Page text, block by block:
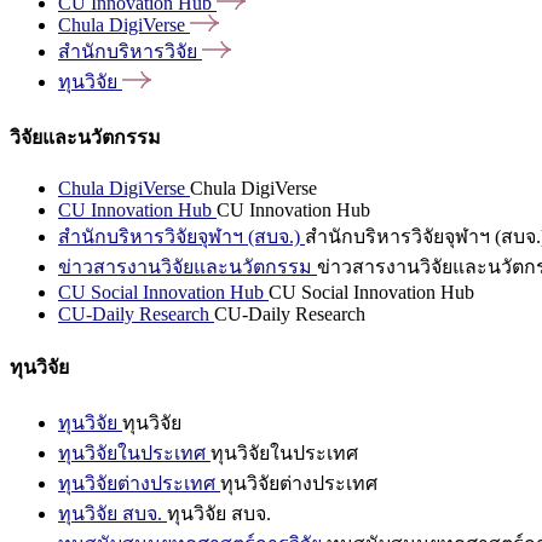
Chula DigiVerse
สำนักบริหารวิจัย
ทุนวิจัย
วิจัยและนวัตกรรม
Chula DigiVerse Chula DigiVerse
CU Innovation Hub CU Innovation Hub
สำนักบริหารวิจัยจุฬาฯ (สบจ.) สำนักบริหารวิจัยจุฬาฯ (สบจ
ข่าวสารงานวิจัยและนวัตกรรม ข่าวสารงานวิจัยและนวัตก
CU Social Innovation Hub CU Social Innovation Hub
CU-Daily Research CU-Daily Research
ทุนวิจัย
ทุนวิจัย ทุนวิจัย
ทุนวิจัยในประเทศ ทุนวิจัยในประเทศ
ทุนวิจัยต่างประเทศ ทุนวิจัยต่างประเทศ
ทุนวิจัย สบจ. ทุนวิจัย สบจ.